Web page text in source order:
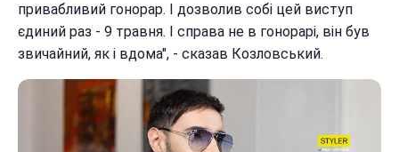
привабливий гонорар. І дозволив собі цей виступ
єдиний раз - 9 травня. І справа не в гонорарі, він був
звичайний, як і вдома", - сказав Козловський.